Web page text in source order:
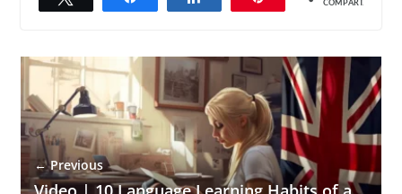
COMPART.
← Previous